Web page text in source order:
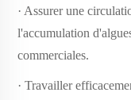
· Assurer une
l'accumulation
commerciales.
· Travailler